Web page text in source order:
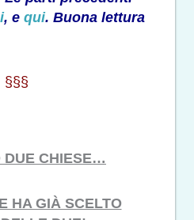
, e qui. Buona lettura
§§§
DUE CHIESE…
HA GIÀ SCELTO